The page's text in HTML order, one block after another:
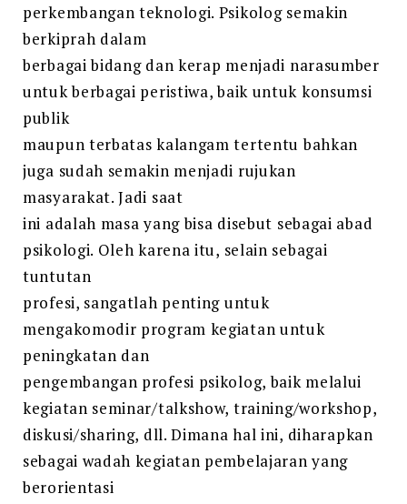
perkembangan teknologi. Psikolog semakin
berkiprah dalam
berbagai bidang dan kerap menjadi narasumber
untuk berbagai peristiwa, baik untuk konsumsi
publik
maupun terbatas kalangam tertentu bahkan
juga sudah semakin menjadi rujukan
masyarakat. Jadi saat
ini adalah masa yang bisa disebut sebagai abad
psikologi. Oleh karena itu, selain sebagai
tuntutan
profesi, sangatlah penting untuk
mengakomodir program kegiatan untuk
peningkatan dan
pengembangan profesi psikolog, baik melalui
kegiatan seminar/talkshow, training/workshop,
diskusi/sharing, dll. Dimana hal ini, diharapkan
sebagai wadah kegiatan pembelajaran yang
berorientasi